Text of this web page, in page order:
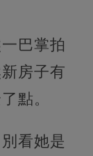
巴掌拍
房子有
點。
看她是